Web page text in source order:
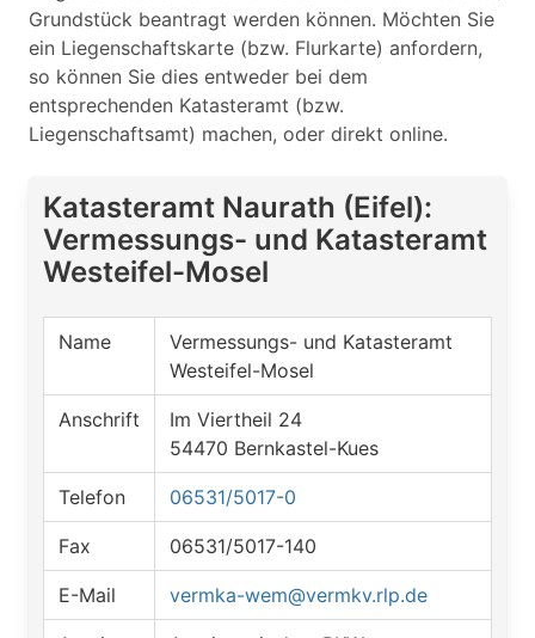
Grundstück beantragt werden können. Möchten Sie
ein Liegenschaftskarte (bzw. Flurkarte) anfordern,
so können Sie dies entweder bei dem
entsprechenden Katasteramt (bzw.
Liegenschaftsamt) machen, oder direkt online.
Katasteramt Naurath (Eifel):
Vermessungs- und Katasteramt
Westeifel-Mosel
Name
Vermessungs- und Katasteramt
Westeifel-Mosel
Anschrift
Im Viertheil 24
54470 Bernkastel-Kues
Telefon 06531/5017-0
Fax 06531/5017-140
E-Mail vermka-wem@vermkv.rlp.de